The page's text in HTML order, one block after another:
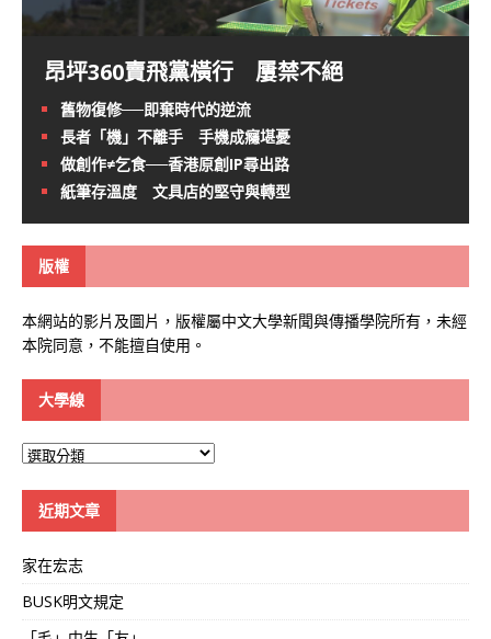
昂坪360賣飛黨橫行 屢禁不絕
舊物復修──即棄時代的逆流
長者「機」不離手 手機成癮堪憂
做創作≠乞食──香港原創IP尋出路
紙筆存溫度 文具店的堅守與轉型
版權
本網站的影片及圖片，版權屬中文大學新聞與傳播學院所有，未經
本院同意，不能擅自使用。
大學線
大
近期文章
家在宏志
BUSK明文規定